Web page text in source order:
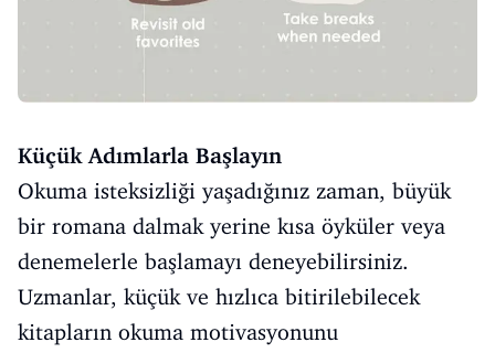
Küçük Adımlarla Başlayın
Okuma isteksizliği yaşadığınız zaman, büyük
bir romana dalmak yerine kısa öyküler veya
denemelerle başlamayı deneyebilirsiniz.
Uzmanlar, küçük ve hızlıca bitirilebilecek
kitapların okuma motivasyonunu